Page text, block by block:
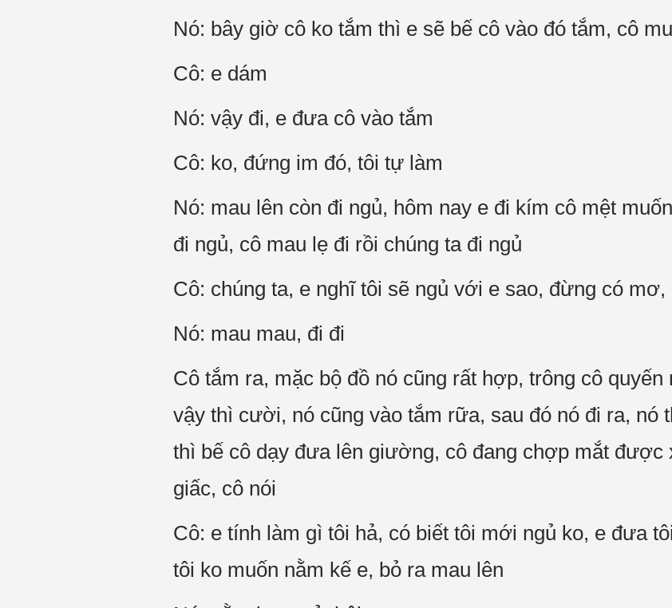
Nó: bây giờ cô ko tắm thì e sẽ bế cô vào đó tắm, cô
Cô: e dám
Nó: vậy đi, e đưa cô vào tắm
Cô: ko, đứng im đó, tôi tự làm
Nó: mau lên còn đi ngủ, hôm nay e đi kím cô mệt
đi ngủ, cô mau lẹ đi rồi chúng ta đi ngủ
Cô: chúng ta, e nghĩ tôi sẽ ngủ với e sao, đừng có mơ,
Nó: mau mau, đi đi
Cô tắm ra, mặc bộ đồ nó cũng rất hợp, trông cô
vậy thì cười, nó cũng vào tắm rữa, sau đó nó đi ra, nó
thì bế cô dạy đưa lên giường, cô đang chợp mắt được
giấc, cô nói
Cô: e tính làm gì tôi hả, có biết tôi mới ngủ ko, e đưa
tôi ko muốn nằm kế e, bỏ ra mau lên